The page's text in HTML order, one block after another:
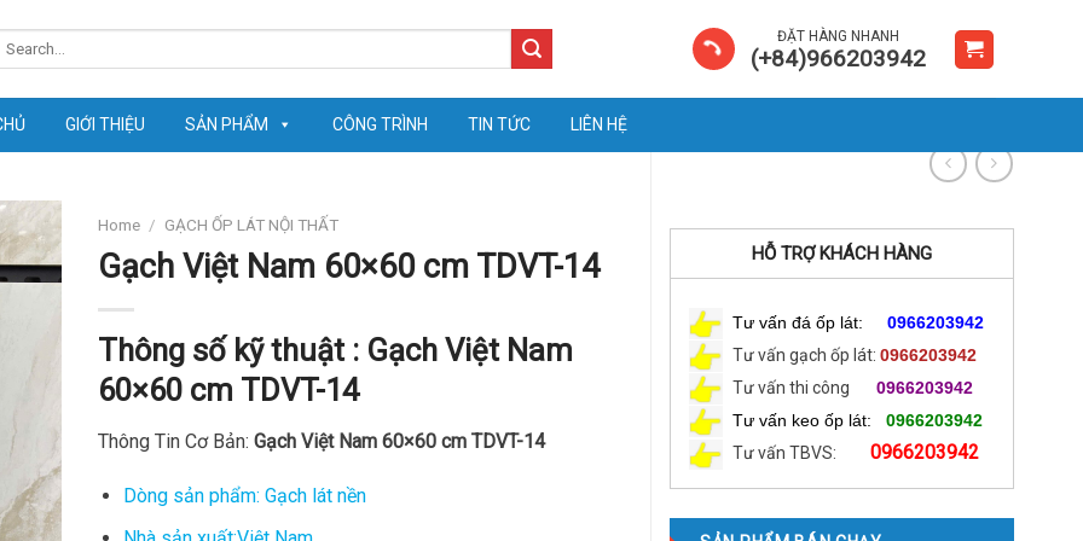
ĐẶT HÀNG NHANH
(+84)966203942
GIỚI THIỆU SẢN PHẨM CÔNG TRÌNH TIN TỨC LIÊN HỆ
HỖ TRỢ KHÁCH HÀNG
Tư vấn đá ốp lát: 0966203942
Tư vấn gạch ốp lát: 0966203942
Tư vấn thi công
0966203942
Tư vấn keo ốp lát:
0966203942
Tư vấn TBVS:
0966203942
Home / GẠCH ỐP LÁT NỘI THẤT
Gạch Việt Nam 60×60 cm TDVT-14
Thông số kỹ thuật : Gạch Việt Nam
60×60 cm TDVT-14
Thông Tin Cơ Bản: Gạch Việt Nam 60×60 cm TDVT-14
Dòng sản phẩm: Gạch lát nền